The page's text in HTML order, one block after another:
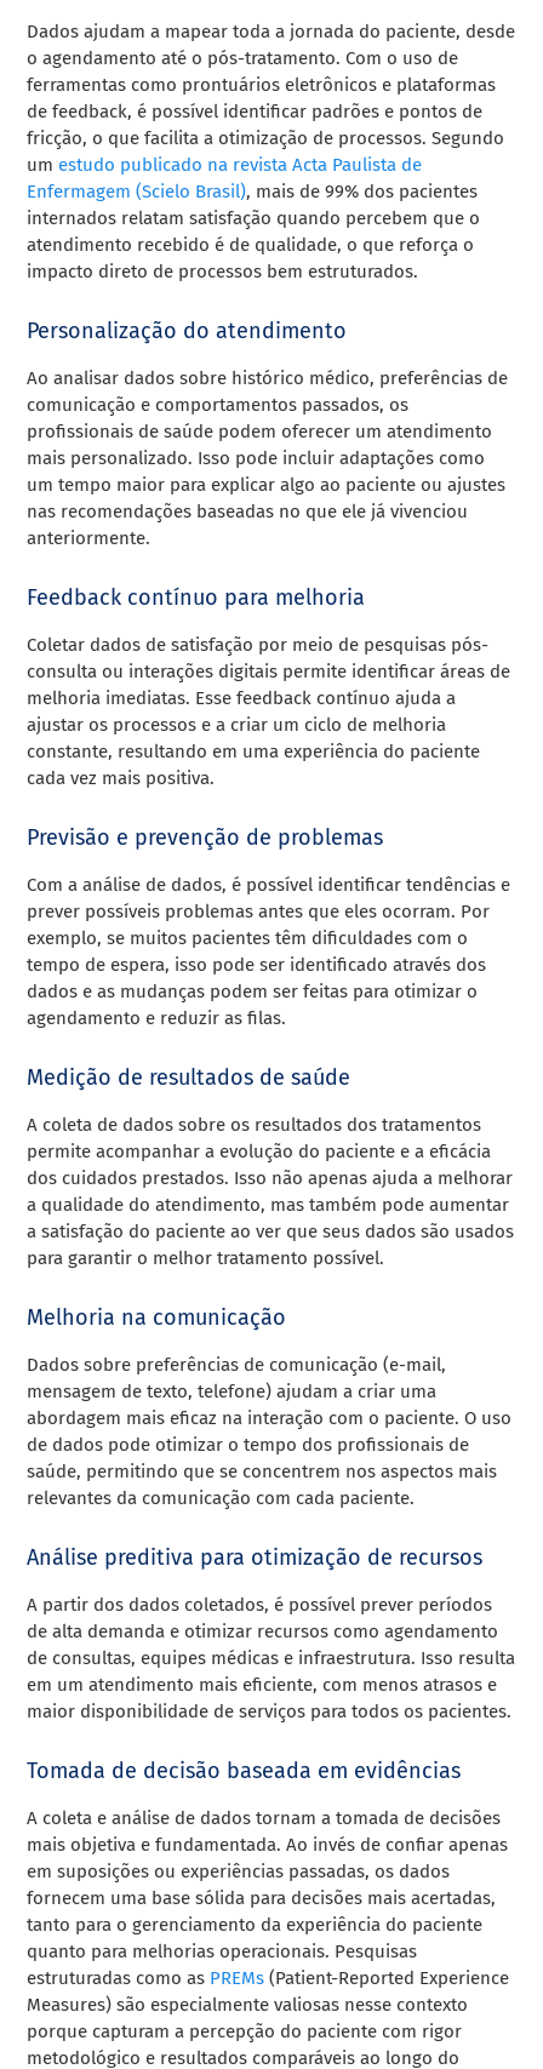
Dados ajudam a mapear toda a jornada do paciente, desde
o agendamento até o pós-tratamento. Com o uso de
ferramentas como prontuários eletrônicos e plataformas
de feedback, é possível identificar padrões e pontos de
fricção, o que facilita a otimização de processos. Segundo
um estudo publicado na revista Acta Paulista de
Enfermagem (Scielo Brasil), mais de 99% dos pacientes
internados relatam satisfação quando percebem que o
atendimento recebido é de qualidade, o que reforça o
impacto direto de processos bem estruturados.
Personalização do atendimento
Ao analisar dados sobre histórico médico, preferências de
comunicação e comportamentos passados, os
profissionais de saúde podem oferecer um atendimento
mais personalizado. Isso pode incluir adaptações como
um tempo maior para explicar algo ao paciente ou ajustes
nas recomendações baseadas no que ele já vivenciou
anteriormente.
Feedback contínuo para melhoria
Coletar dados de satisfação por meio de pesquisas pós-
consulta ou interações digitais permite identificar áreas de
melhoria imediatas. Esse feedback contínuo ajuda a
ajustar os processos e a criar um ciclo de melhoria
constante, resultando em uma experiência do paciente
cada vez mais positiva.
Previsão e prevenção de problemas
Com a análise de dados, é possível identificar tendências e
prever possíveis problemas antes que eles ocorram. Por
exemplo, se muitos pacientes têm dificuldades com o
tempo de espera, isso pode ser identificado através dos
dados e as mudanças podem ser feitas para otimizar o
agendamento e reduzir as filas.
Medição de resultados de saúde
A coleta de dados sobre os resultados dos tratamentos
permite acompanhar a evolução do paciente e a eficácia
dos cuidados prestados. Isso não apenas ajuda a melhorar
a qualidade do atendimento, mas também pode aumentar
a satisfação do paciente ao ver que seus dados são usados
para garantir o melhor tratamento possível.
Melhoria na comunicação
Dados sobre preferências de comunicação (e-mail,
mensagem de texto, telefone) ajudam a criar uma
abordagem mais eficaz na interação com o paciente. O uso
de dados pode otimizar o tempo dos profissionais de
saúde, permitindo que se concentrem nos aspectos mais
relevantes da comunicação com cada paciente.
Análise preditiva para otimização de recursos
A partir dos dados coletados, é possível prever períodos
de alta demanda e otimizar recursos como agendamento
de consultas, equipes médicas e infraestrutura. Isso resulta
em um atendimento mais eficiente, com menos atrasos e
maior disponibilidade de serviços para todos os pacientes.
Tomada de decisão baseada em evidências
A coleta e análise de dados tornam a tomada de decisões
mais objetiva e fundamentada. Ao invés de confiar apenas
em suposições ou experiências passadas, os dados
fornecem uma base sólida para decisões mais acertadas,
tanto para o gerenciamento da experiência do paciente
quanto para melhorias operacionais. Pesquisas
estruturadas como as PREMs (Patient-Reported Experience
Measures) são especialmente valiosas nesse contexto
porque capturam a percepção do paciente com rigor
metodológico e resultados comparáveis ao longo do